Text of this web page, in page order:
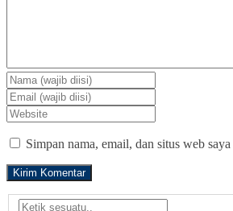
Simpan nama, email, dan situs web